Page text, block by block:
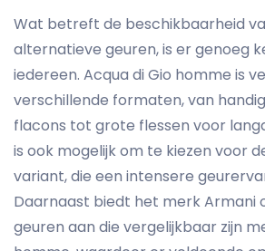
Wat betreft de beschikbaarheid
alternatieve geuren, is er genoeg
iedereen. Acqua di Gio homme is
verschillende formaten, van
flacons tot grote flessen voor
is ook mogelijk om te kiezen voor
variant, die een intensere
Daarnaast biedt het merk Armani
geuren aan die vergelijkbaar zijn